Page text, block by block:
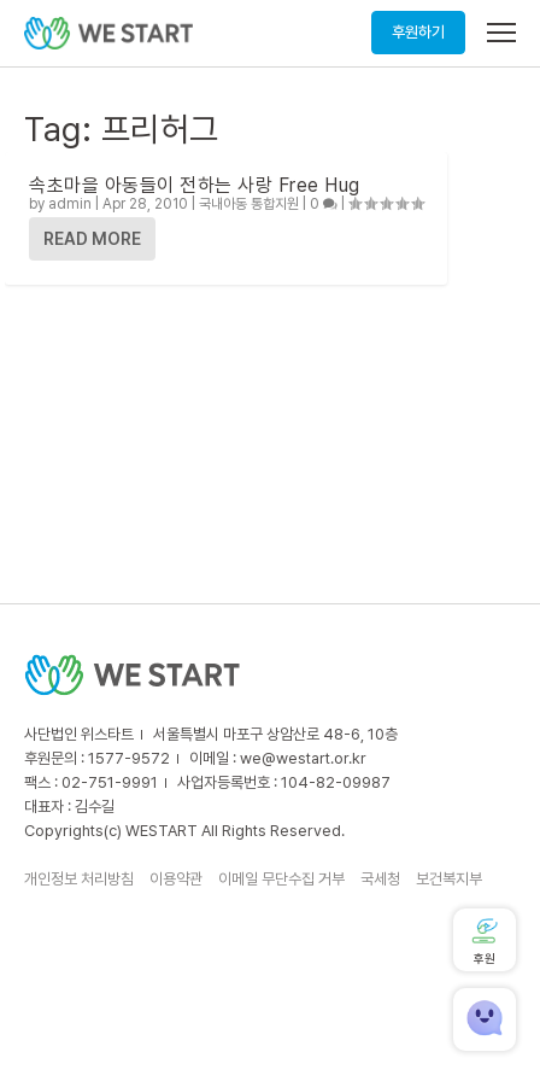
후원하기
메
열
Tag: 프리허그
속초마을 아동들이 전하는 사랑 Free Hug
by admin Apr 28, 2010 국내아동 통합지원 0
READ MORE
사단법인 위스타트
서울특별시 마포구 상암산로 48-6, 10층
후원문의 : 1577-9572
이메일 : we@westart.or.kr
팩스 : 02-751-9991
사업자등록번호 : 104-82-09987
대표자 : 김수길
Copyrights(c) WESTART All Rights Reserved.
개인정보 처리방침 이용약관 이메일 무단수집 거부 국세청 보건복지부
후원